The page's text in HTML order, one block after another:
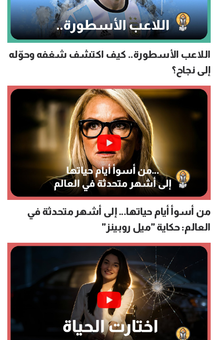
اللاعب الأسطورة.. كيف اكتشف شغفه وحوّله
إلى نجاح؟
من أسوأ أيام حياتها… إلى أشهر متحدثة في
العالم: حكاية "ميل روبينز"